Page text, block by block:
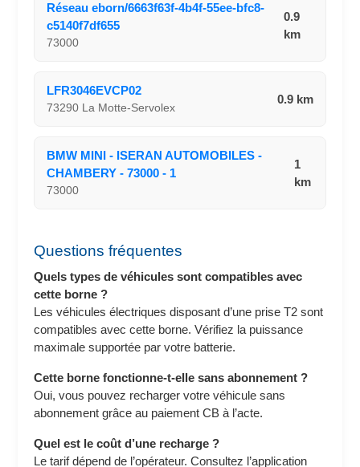
Réseau eborn/6663f63f-4b4f-55ee-bfc8-
c5140f7df655
73000
0.9
km
LFR3046EVCP02
73290 La Motte-Servolex
0.9 km
BMW MINI - ISERAN AUTOMOBILES -
CHAMBERY - 73000 - 1
73000
1
km
Questions fréquentes
Quels types de véhicules sont compatibles avec
cette borne ?
Les véhicules électriques disposant d’une prise T2 sont
compatibles avec cette borne. Vérifiez la puissance
maximale supportée par votre batterie.
Cette borne fonctionne-t-elle sans abonnement ?
Oui, vous pouvez recharger votre véhicule sans
abonnement grâce au paiement CB à l’acte.
Quel est le coût d’une recharge ?
Le tarif dépend de l’opérateur. Consultez l’application